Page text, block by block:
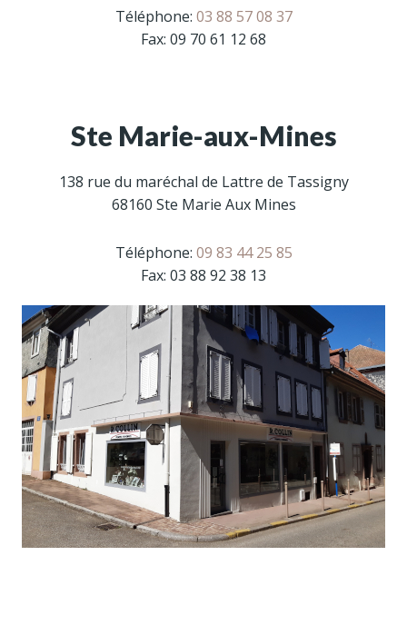
Téléphone: 03 88 57 08 37
Fax: 09 70 61 12 68
Ste Marie-aux-Mines
138 rue du maréchal de Lattre de Tassigny
68160 Ste Marie Aux Mines
Téléphone: 09 83 44 25 85
Fax: 03 88 92 38 13